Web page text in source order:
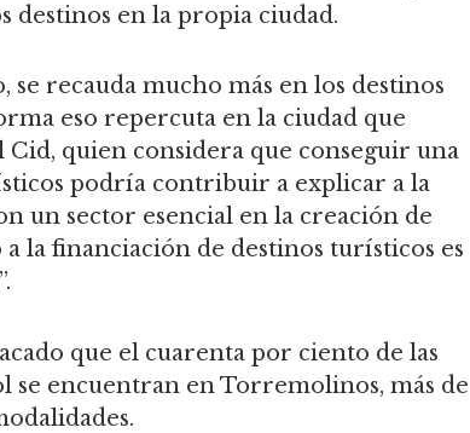
destinos en la propia ciudad.
se recauda mucho más en los destinos
eso repercuta en la ciudad que
Cid, quien considera que conseguir una
podría contribuir a explicar a la
un sector esencial en la creación de
la financiación de destinos turísticos es
que el cuarenta por ciento de las
se encuentran en Torremolinos, más de